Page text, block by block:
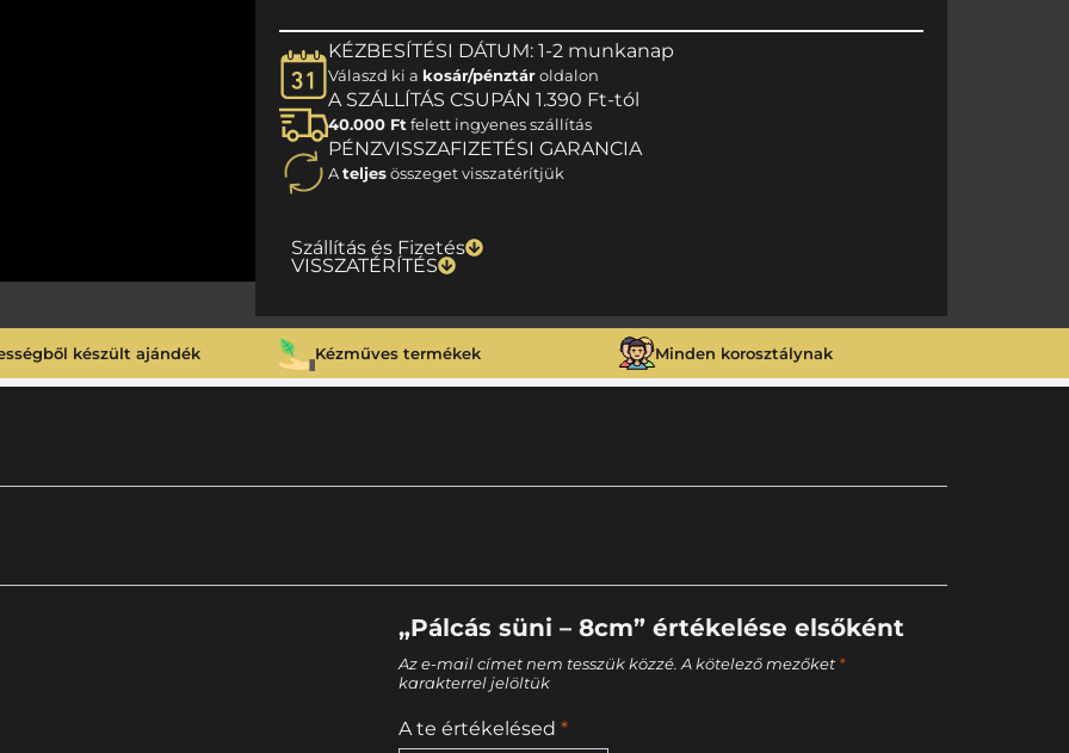
KÉZBESÍTÉSI DÁTUM: 1-2 munkanap
Válaszd ki a kosár/pénztároldalon
A SZÁLLÍTÁS CSUPÁN 1.390 Ft-tól
40.000 Ftfelett ingyenes szállítás
PÉNZVISSZAFIZETÉSI GARANCIA
Ateljesösszeget visszatérítjük
Szállítás és Fizetés
VISSZATÉRÍTÉS
készült ajándék Kézműves termékek Minden korosztálynak
„Pálcás süni – 8cm” értékelése elsőként
Az e-mail címet nem tesszük közzé. A kötelező mezőket *
karakterrel jelöltük
A te értékelésed *